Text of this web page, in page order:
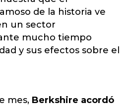
de la historia ve
un sector
mucho tiempo
y sus efectos sobre el
mes, Berkshire acordó